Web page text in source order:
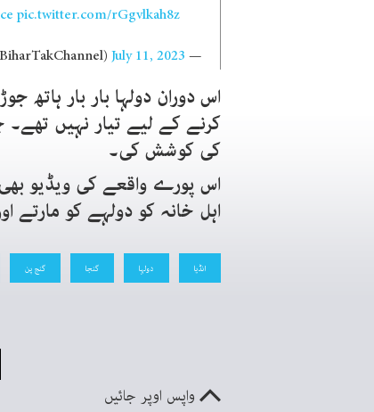
pic.twitter.com/rGgvlkah8z
— Bihar Tak (@BiharTakChannel)
July 11, 2023
اس دوران دولہا بار بار ہاتھ
کرنے کے لیے تیار نہیں تھے۔
کی کوشش کی۔
اس پورے واقعے کی ویڈیو
اہل خانہ کو دولہے کو مارتے
انڈیا دولہا گنجا گنج پن
واپس اوپر جائیں